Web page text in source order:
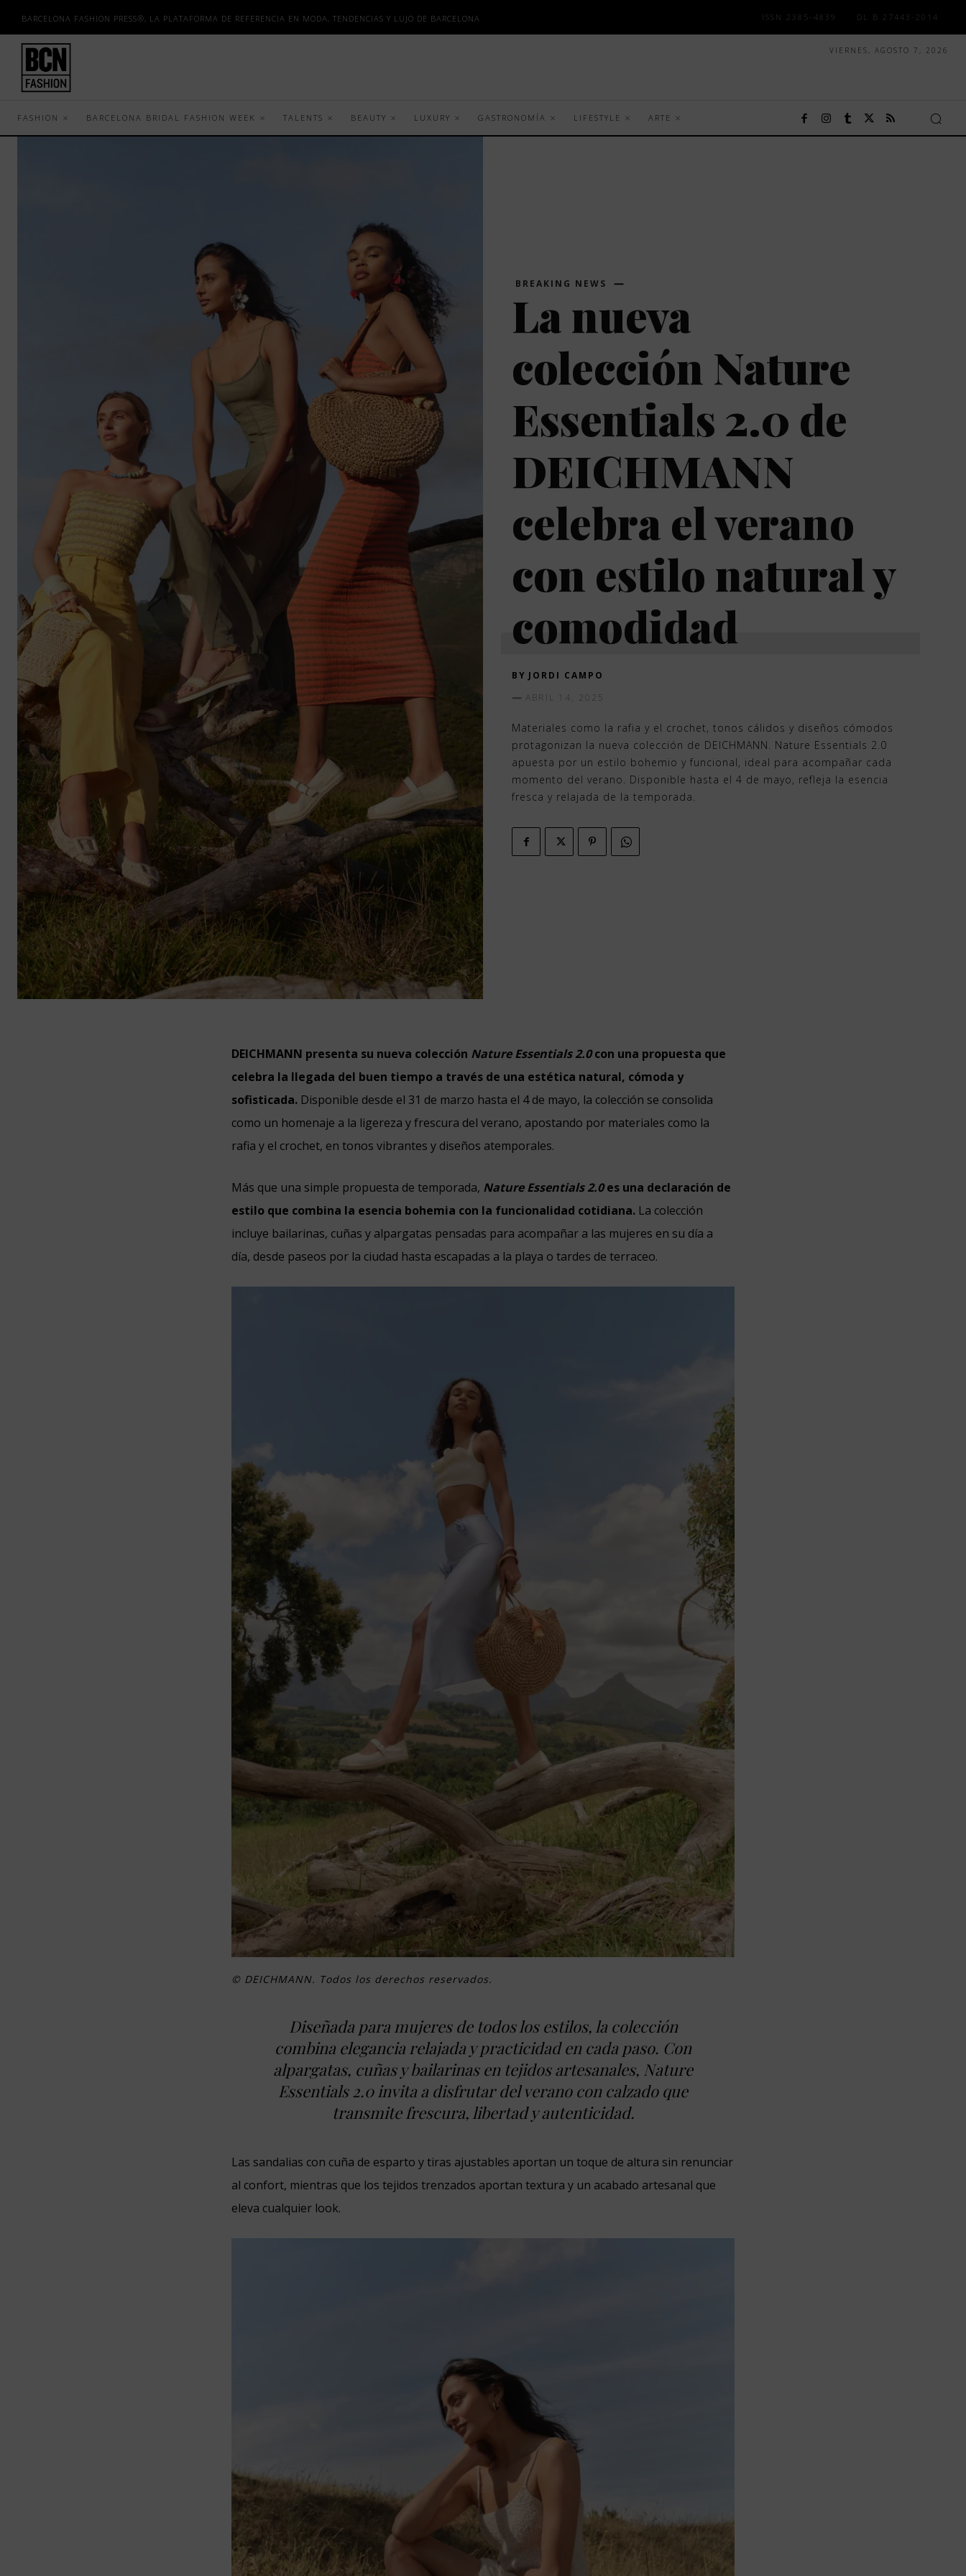
BARCELONA FASHION PRESS®, LA PLATAFORMA DE REFERENCIA EN MODA, TENDENCIAS Y LUJO DE BARCELONA ISSN 2385-4839 DL B 27443-2014
VIERNES, AGOSTO 7, 2026
FASHION BARCELONA BRIDAL FASHION WEEK TALENTS BEAUTY LUXURY GASTRONOMÍA LIFESTYLE ARTE
BREAKING NEWS
La nueva
colección Nature
Essentials 2.0 de
DEICHMANN
celebra el verano
con estilo natural y
comodidad
BY JORDI CAMPO
ABRIL 14, 2025
Materiales como la rafia y el crochet, tonos cálidos y diseños cómodos
protagonizan la nueva colección de DEICHMANN. Nature Essentials 2.0
apuesta por un estilo bohemio y funcional, ideal para acompañar cada
momento del verano. Disponible hasta el 4 de mayo, refleja la esencia
fresca y relajada de la temporada.
DEICHMANN presenta su nueva colección Nature Essentials 2.0con una propuesta que
celebra la llegada del buen tiempo a través de una estética natural, cómoda y
sofisticada. Disponible desde el 31 de marzo hasta el 4 de mayo, la colección se consolida
como un homenaje a la ligereza y frescura del verano, apostando por materiales como la
rafia y el crochet, en tonos vibrantes y diseños atemporales.
Más que una simple propuesta de temporada, Nature Essentials 2.0es una declaración de
estilo que combina la esencia bohemia con la funcionalidad cotidiana. La colección
incluye bailarinas, cuñas y alpargatas pensadas para acompañar a las mujeres en su día a
día, desde paseos por la ciudad hasta escapadas a la playa o tardes de terraceo.
© DEICHMANN. Todos los derechos reservados.
Diseñada para mujeres de todos los estilos, la colección
combina elegancia relajada y practicidad en cada paso. Con
alpargatas, cuñas y bailarinas en tejidos artesanales, Nature
Essentials 2.0invita a disfrutar del verano con calzado que
transmite frescura, libertad y autenticidad.
Las sandalias con cuña de esparto y tiras ajustables aportan un toque de altura sin renunciar
al confort, mientras que los tejidos trenzados aportan textura y un acabado artesanal que
eleva cualquier look.